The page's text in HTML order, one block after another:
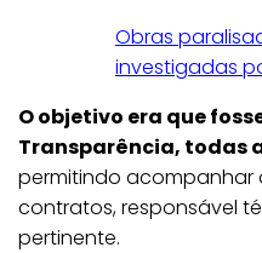
Obras
investigadas
O objetivo era que
Transparência, todas
permitindo acompanhar
contratos, responsável
pertinente.